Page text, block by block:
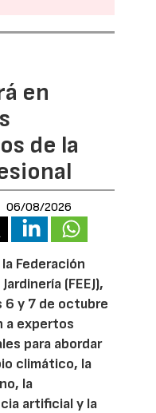
en
de la
06/08/2026
Federación
(FEEJ),
6 y 7 de octubre
a expertos
para abordar
climático, la
la
artificial y la